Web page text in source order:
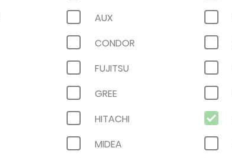
AUX
CONDOR
FUJITSU
GREE
HITACHI
MIDEA